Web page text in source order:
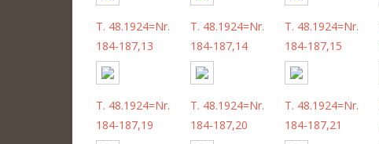
T. 48.1924=Nr.
184-187,13
T. 48.1924=Nr.
184-187,14
T. 48.1924=Nr.
184-187,15
T. 48.1924=Nr.
184-187,19
T. 48.1924=Nr.
184-187,20
T. 48.1924=Nr.
184-187,21